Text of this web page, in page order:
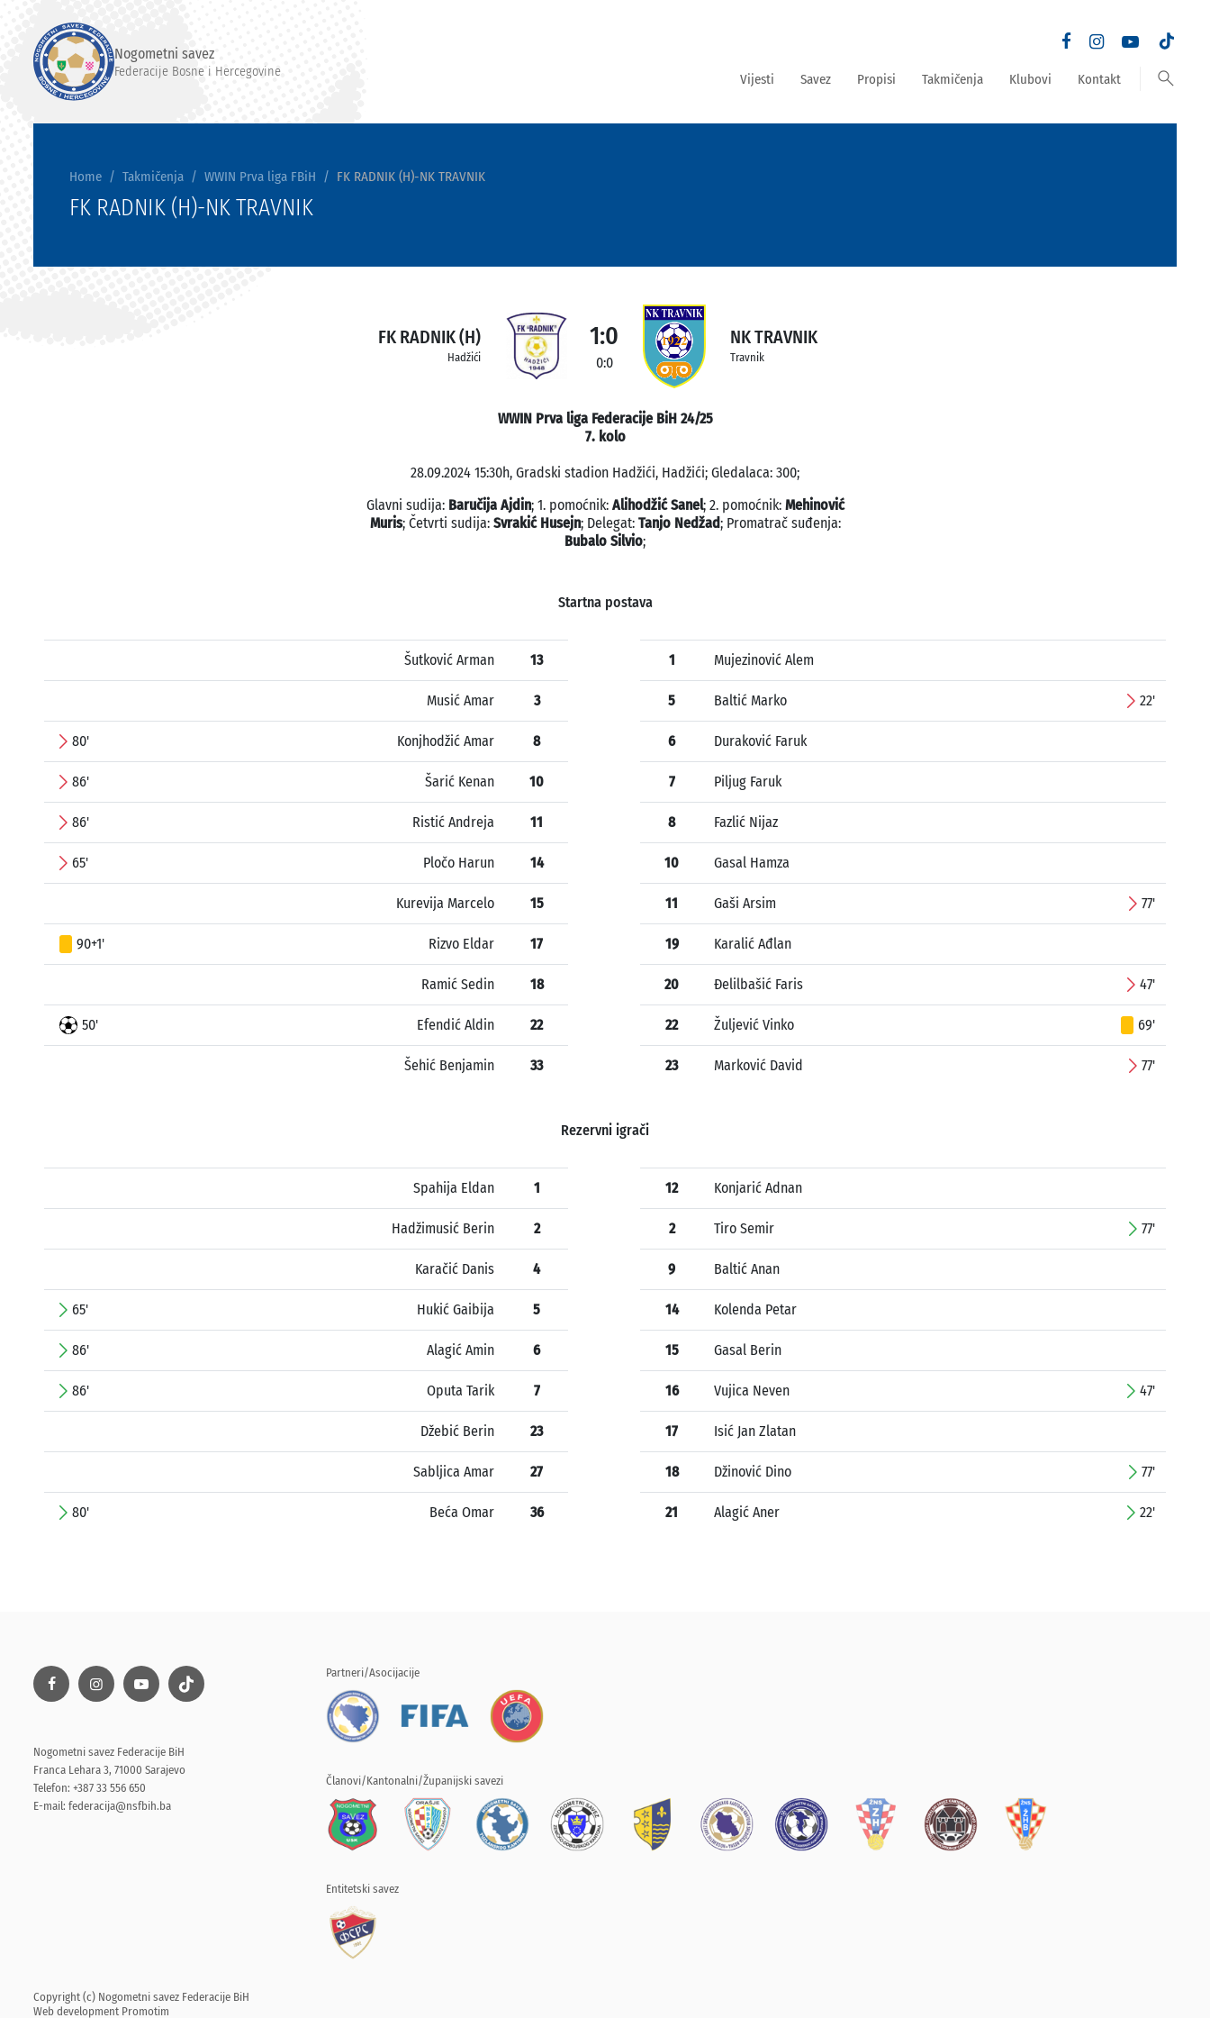
Nogometni savez
Federacije Bosne i Hercegovine Vijesti Savez Propisi Takmičenja Klubovi Kontakt search
Home Takmičenja WWIN Prva liga FBiH FK RADNIK (H)-NK TRAVNIK
FK RADNIK (H)-NK TRAVNIK
FK RADNIK (H)
Hadžići
1:0
0:0
NK TRAVNIK
Travnik
WWIN Prva liga Federacije BiH 24/25
7. kolo
28.09.2024 15:30h, Gradski stadion Hadžići, Hadžići; Gledalaca: 300;
Glavni sudija: Baručija Ajdin; 1. pomoćnik: Alihodžić Sanel; 2. pomoćnik: Mehinović
Muris; Četvrti sudija: Svrakić Husejn; Delegat: Tanjo Nedžad; Promatrač suđenja:
Bubalo Silvio;
Startna postava
Šutković Arman 13
Musić Amar 3
80' Konjhodžić Amar 8
86' Šarić Kenan 10
86' Ristić Andreja 11
65' Pločo Harun 14
Kurevija Marcelo 15
90+1' Rizvo Eldar 17
Ramić Sedin 18
50' Efendić Aldin 22
Šehić Benjamin 33
1 Mujezinović Alem
5 Baltić Marko 22'
6 Duraković Faruk
7 Piljug Faruk
8 Fazlić Nijaz
10 Gasal Hamza
11 Gaši Arsim 77'
19 Karalić Ađlan
20 Đelilbašić Faris 47'
22 Žuljević Vinko 69'
23 Marković David 77'
Rezervni igrači
Spahija Eldan 1
Hadžimusić Berin 2
Karačić Danis 4
65' Hukić Gaibija 5
86' Alagić Amin 6
86' Oputa Tarik 7
Džebić Berin 23
Sabljica Amar 27
80' Beća Omar 36
12 Konjarić Adnan
2 Tiro Semir 77'
9 Baltić Anan
14 Kolenda Petar
15 Gasal Berin
16 Vujica Neven 47'
17 Isić Jan Zlatan
18 Džinović Dino 77'
21 Alagić Aner 22'
Nogometni savez Federacije BiH
Franca Lehara 3, 71000 Sarajevo
Telefon: +387 33 556 650
E-mail: federacija@nsfbih.ba
Partneri/Asocijacije
Članovi/Kantonalni/Županijski savezi
Entitetski savez
Copyright (c) Nogometni savez Federacije BiH
Web development Promotim